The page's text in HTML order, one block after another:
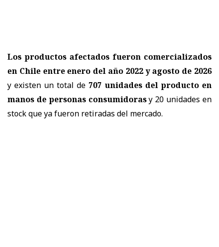
Los productos afectados fueron comercializados
en Chile entre enero del año 2022 y agosto de 2026
y existen un total de 707 unidades del producto en
manos de personas consumidorasy 20 unidades en
stock que ya fueron retiradas del mercado.